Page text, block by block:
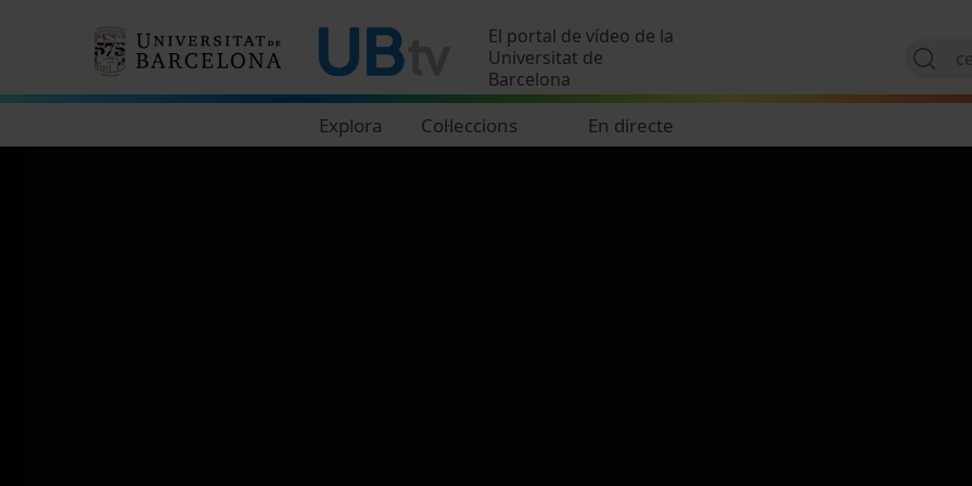
El portal de vídeo de la
Universitat de
Barcelona
Explora Col·leccions En directe